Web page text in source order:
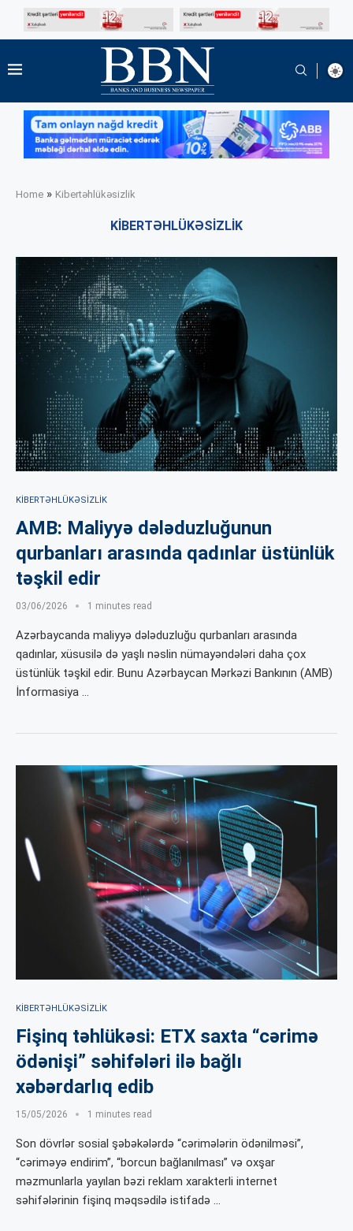
Home » Kibertəhlükəsizlik
KIBERTƏHLÜKƏSIZLIK
KIBERTƏHLÜKƏSIZLIK
AMB: Maliyyə dələduzluğunun
qurbanları arasında qadınlar üstünlük
təşkil edir
03/06/2026 1 minutes read
Azərbaycanda maliyyə dələduzluğu qurbanları arasında
qadınlar, xüsusilə də yaşlı nəslin nümayəndələri daha çox
üstünlük təşkil edir. Bunu Azərbaycan Mərkəzi Bankının (AMB)
İnformasiya …
KIBERTƏHLÜKƏSIZLIK
Fişinq təhlükəsi: ETX saxta “cərimə
ödənişi” səhifələri ilə bağlı
xəbərdarlıq edib
15/05/2026 1 minutes read
Son dövrlər sosial şəbəkələrdə “cərimələrin ödənilməsi”,
“cəriməyə endirim”, “borcun bağlanılması” və oxşar
məzmunlarla yayılan bəzi reklam xarakterli internet
səhifələrinin fişinq məqsədilə istifadə …